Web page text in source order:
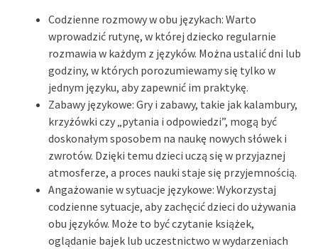
Codzienne rozmowy w obu językach: Warto
wprowadzić rutynę, w której dziecko regularnie
rozmawia w każdym z języków. Można ustalić dni lub
godziny, w których porozumiewamy się tylko w
jednym języku, aby zapewnić im praktykę.
Zabawy językowe: Gry i zabawy, takie jak kalambury,
krzyżówki czy „pytania i odpowiedzi”, mogą być
doskonałym sposobem na naukę nowych słówek i
zwrotów. Dzięki temu dzieci uczą się w przyjaznej
atmosferze, a proces nauki staje się przyjemnością.
Angażowanie w sytuacje językowe: Wykorzystaj
codzienne sytuacje, aby zachęcić dzieci do używania
obu języków. Może to być czytanie książek,
oglądanie bajek lub uczestnictwo w wydarzeniach